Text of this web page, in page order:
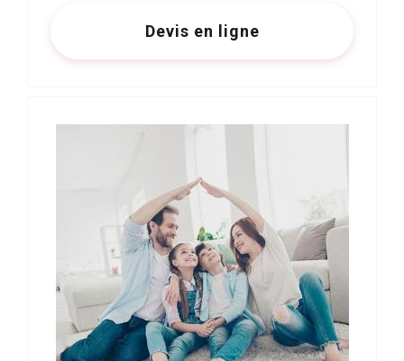
Devis en ligne